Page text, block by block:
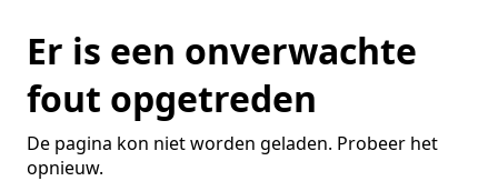
Er is een onverwachte
fout opgetreden
De pagina kon niet worden geladen. Probeer het
opnieuw.